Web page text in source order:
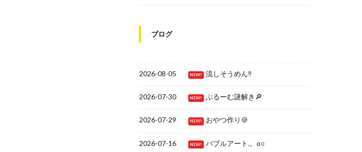
ブログ
2026-08-05 NEW! 流しそうめん‼
2026-07-30 NEW! ぶるーむ謎解き🔎
2026-07-29 NEW! おやつ作り🍪
2026-07-16 NEW! バブルアート.。o○